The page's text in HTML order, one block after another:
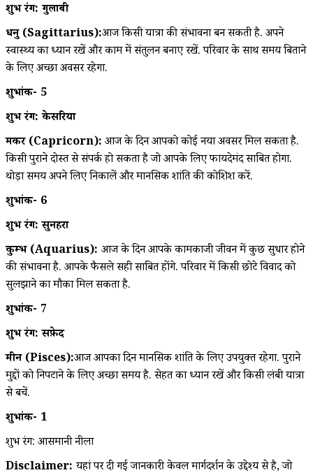
शुभ रंग: गुलाबी
धनु (Sagittarius):आज किसी यात्रा की संभावना बन सकती है. अपने
स्वास्थ्य का ध्यान रखें और काम में संतुलन बनाए रखें. परिवार के साथ समय बिताने
के लिए अच्छा अवसर रहेगा.
शुभांक- 5
शुभ रंग: केसरिया
मकर (Capricorn): आज के दिन आपको कोई नया अवसर मिल सकता है.
किसी पुराने दोस्त से संपर्क हो सकता है जो आपके लिए फायदेमंद साबित होगा.
थोड़ा समय अपने लिए निकालें और मानसिक शांति की कोशिश करें.
शुभांक- 6
शुभ रंग: सुनहरा
कुम्भ (Aquarius): आज के दिन आपके कामकाजी जीवन में कुछ सुधार होने
की संभावना है. आपके फैसले सही साबित होंगे. परिवार में किसी छोटे विवाद को
सुलझाने का मौका मिल सकता है.
शुभांक- 7
शुभ रंग: सफ़ेद
मीन (Pisces):आज आपका दिन मानसिक शांति के लिए उपयुक्त रहेगा. पुराने
मुद्दों को निपटाने के लिए अच्छा समय है. सेहत का ध्यान रखें और किसी लंबी यात्रा
से बचें.
शुभांक- 1
शुभ रंग: आसमानी नीला
Disclaimer:यहां पर दी गई जानकारी केवल मार्गदर्शन के उद्देश्य से है, जो